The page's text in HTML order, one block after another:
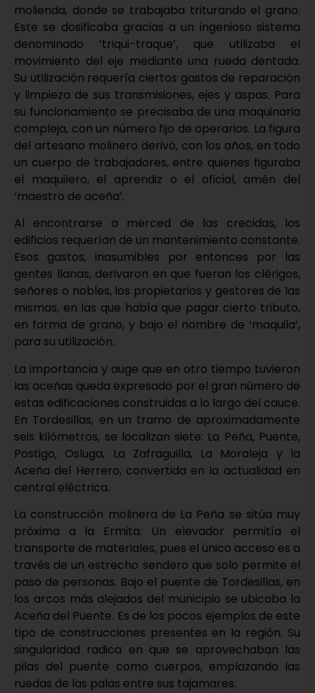
molienda, donde se trabajaba triturando el grano.
Este se dosificaba gracias a un ingenioso sistema
denominado ‘triqui-traque’, que utilizaba el
movimiento del eje mediante una rueda dentada.
Su utilización requería ciertos gastos de reparación
y limpieza de sus transmisiones, ejes y aspas. Para
su funcionamiento se precisaba de una maquinaria
compleja, con un número fijo de operarios. La figura
del artesano molinero derivó, con los años, en todo
un cuerpo de trabajadores, entre quienes figuraba
el maquilero, el aprendiz o el oficial, amén del
‘maestro de aceña’.
Al encontrarse a merced de las crecidas, los
edificios requerían de un mantenimiento constante.
Esos gastos, inasumibles por entonces por las
gentes llanas, derivaron en que fueran los clérigos,
señores o nobles, los propietarios y gestores de las
mismas, en las que había que pagar cierto tributo,
en forma de grano, y bajo el nombre de ‘maquila’,
para su utilización.
La importancia y auge que en otro tiempo tuvieron
las aceñas queda expresado por el gran número de
estas edificaciones construidas a lo largo del cauce.
En Tordesillas, en un tramo de aproximadamente
seis kilómetros, se localizan siete: La Peña, Puente,
Postigo, Osluga, La Zafraguilla, La Moraleja y la
Aceña del Herrero, convertida en la actualidad en
central eléctrica.
La construcción molinera de La Peña se sitúa muy
próxima a la Ermita. Un elevador permitía el
transporte de materiales, pues el único acceso es a
través de un estrecho sendero que solo permite el
paso de personas. Bajo el puente de Tordesillas, en
los arcos más alejados del municipio se ubicaba la
Aceña del Puente. Es de los pocos ejemplos de este
tipo de construcciones presentes en la región. Su
singularidad radica en que se aprovechaban las
pilas del puente como cuerpos, emplazando las
ruedas de las palas entre sus tajamares.